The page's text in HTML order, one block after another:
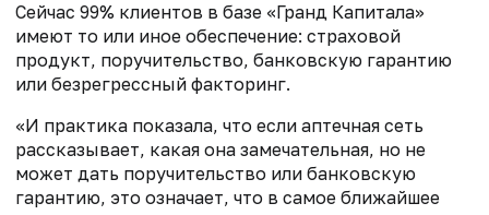
Сейчас 99% клиентов в базе «Гранд Капитала»
имеют то или иное обеспечение: страховой
продукт, поручительство, банковскую гарантию
или безрегрессный факторинг.
«И практика показала, что если аптечная сеть
рассказывает, какая она замечательная, но не
может дать поручительство или банковскую
гарантию, это означает, что в самое ближайшее